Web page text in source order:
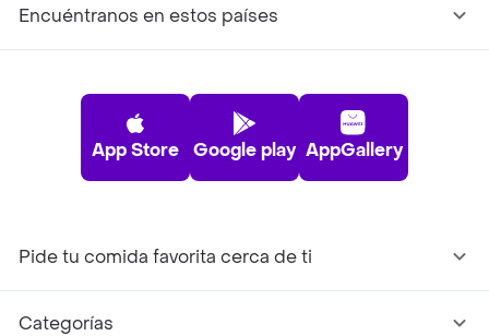
Encuéntranos en estos países
App Store Google play AppGallery
Pide tu comida favorita cerca de ti
Categorías